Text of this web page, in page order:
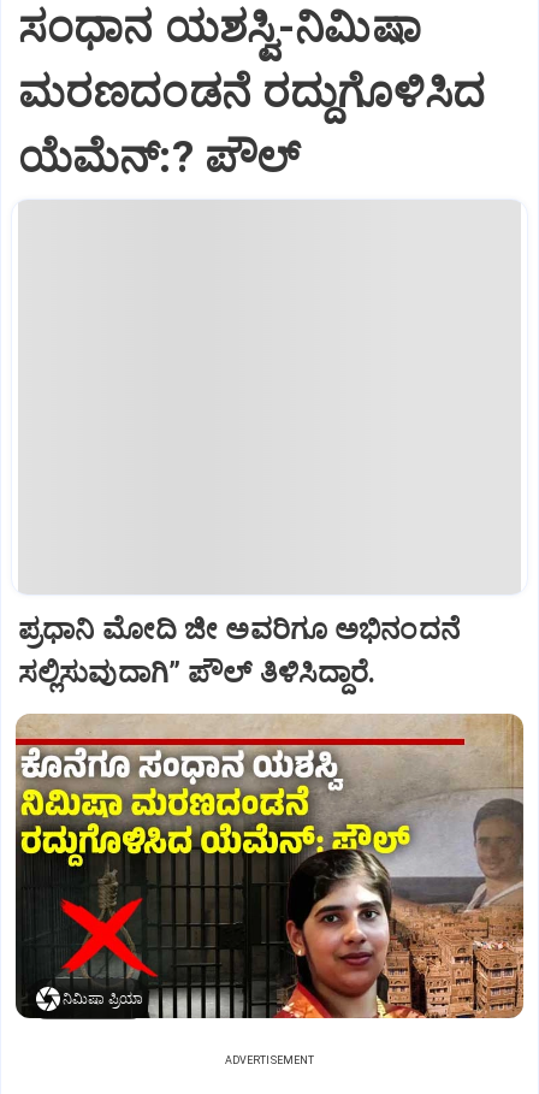
ಸಂಧಾನ ಯಶಸ್ವಿ-ನಿಮಿಷಾ
ಮರಣದಂಡನೆ ರದ್ದುಗೊಳಿಸಿದ
ಯೆಮೆನ್:? ಪೌಲ್
ಪ್ರಧಾನಿ ಮೋದಿ ಜೀ ಅವರಿಗೂ ಅಭಿನಂದನೆ
ಸಲ್ಲಿಸುವುದಾಗಿ” ಪೌಲ್‌ ತಿಳಿಸಿದ್ದಾರೆ.
ನಿಮಿಷಾ ಪ್ರಿಯಾ
ADVERTISEMENT